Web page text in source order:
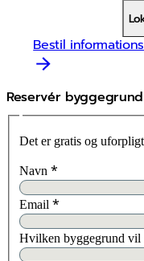
Bestil
Reservér byggegrund
Det er gratis og
Navn *
Email *
Hvilken byggegrund vil